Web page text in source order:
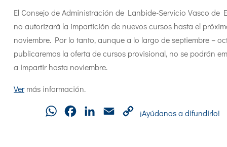
El Consejo de Administración de Lanbide-Servicio Vasco de
no autorizará la impartición de nuevos cursos hasta el
noviembre. Por lo tanto, aunque a lo largo de septiembre –
publicaremos la oferta de cursos provisional, no se podrán
a impartir hasta noviembre.
Vermás información.
WhatsAppFacebookLinkedInEmail
Copy
¡Ayúdanos a difundirlo!